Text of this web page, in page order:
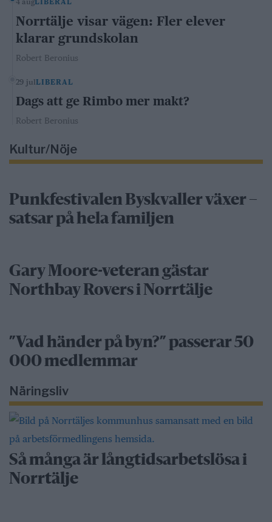
4 augLIBERAL
Norrtälje visar vägen: Fler elever
klarar grundskolan
Robert Beronius
29 julLIBERAL
Dags att ge Rimbo mer makt?
Robert Beronius
Kultur/Nöje
Punkfestivalen Byskvaller växer –
satsar på hela familjen
Gary Moore-veteran gästar
Northbay Rovers i Norrtälje
”Vad händer på byn?” passerar 50
000 medlemmar
Näringsliv
Så många är långtidsarbetslösa i
Norrtälje